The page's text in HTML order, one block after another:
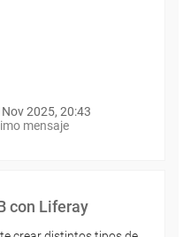
Nov 2025, 20:43
mensaje
con Liferay